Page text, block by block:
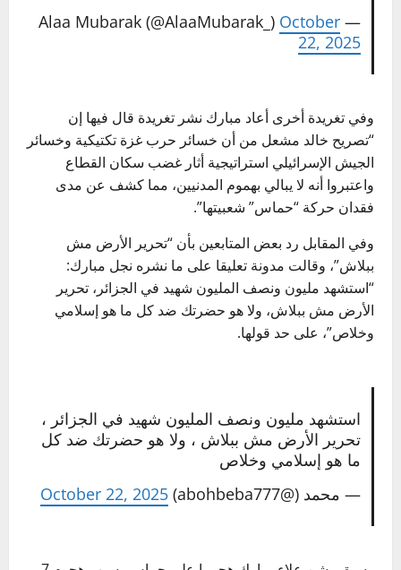
— Alaa Mubarak (@AlaaMubarak_)
October
22, 2025
وفي تغريدة أخرى أعاد مبارك نشر تغريدة قال فيها إن
“تصريح خالد مشعل من أن خسائر حرب غزة تكتيكية وخسائر
الجيش الإسرائيلي استراتيجية أثار غضب سكان القطاع
واعتبروا أنه لا يبالي بهموم المدنيين، مما كشف عن مدى
فقدان حركة “حماس” شعبيتها”.
وفي المقابل رد بعض المتابعين بأن “تحرير الأرض مش
ببلاش”، وقالت مدونة تعليقا على ما نشره نجل مبارك:
“استشهد مليون ونصف المليون شهيد في الجزائر، تحرير
الأرض مش ببلاش، ولا هو حضرتك ضد كل ما هو إسلامي
وخلاص”، على حد قولها.
استشهد مليون ونصف المليون شهيد في الجزائر ،
تحرير الأرض مش ببلاش ، ولا هو حضرتك ضد كل
ما هو إسلامي وخلاص
— محمد (@abohbeba777)
October 22, 2025